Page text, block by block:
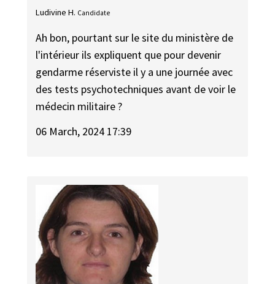
Ludivine H. Candidate
Ah bon, pourtant sur le site du ministère de
l'intérieur ils expliquent que pour devenir
gendarme réserviste il y a une journée avec
des tests psychotechniques avant de voir le
médecin militaire ?
06 March, 2024 17:39